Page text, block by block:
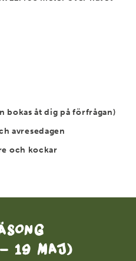
bokas åt dig på förfrågan)
avresedagen
och kockar
19 MAJ)